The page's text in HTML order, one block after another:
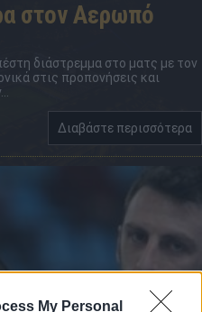
My Personal
στον Αερωπό
διάστρεμμα στο ματς με τον
στις προπονήσεις και
Διαβάστε περισσότερα